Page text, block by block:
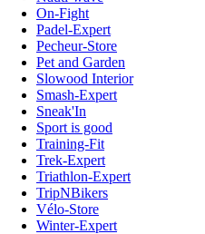
On-Fight
Padel-Expert
Pecheur-Store
Pet and Garden
Slowood Interior
Smash-Expert
Sneak'In
Sport is good
Training-Fit
Trek-Expert
Triathlon-Expert
TripNBikers
Vélo-Store
Winter-Expert